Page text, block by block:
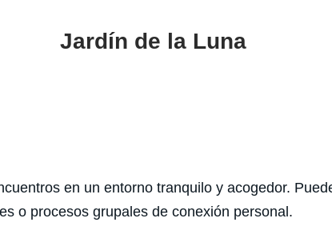
Jardín de la Luna
en un entorno tranquilo y acogedor.
o procesos grupales de conexión personal.